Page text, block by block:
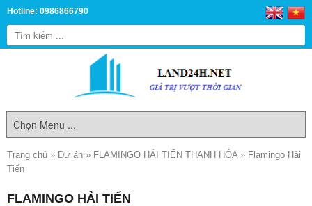
Hotline: 0986866790
Trang chủ » Dự án » FLAMINGO HẢI TIẾN THANH HÓA» Flamingo Hải
Tiến
FLAMINGO HẢI TIẾN